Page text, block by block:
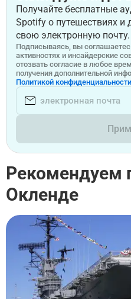
Получайте бесплатные
Spotify о путешествиях и
свою электронную почту.
Подписываясь, вы
активностях и инсайдерские
отозвать согласие в любое
получения дополнительной
Политикой
Рекомендуем
Окленде